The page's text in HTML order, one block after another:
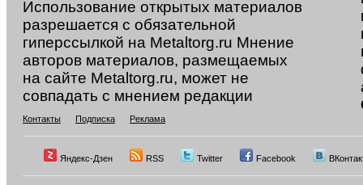
Использование открытых материалов
разрешается с обязательной
гиперссылкой на Metaltorg.ru Мнение
авторов материалов, размещаемых
на сайте Metaltorg.ru, может не
совпадать с мнением редакции
Контакты Подписка Реклама
Яндекс-Дзен RSS Twitter Facebook